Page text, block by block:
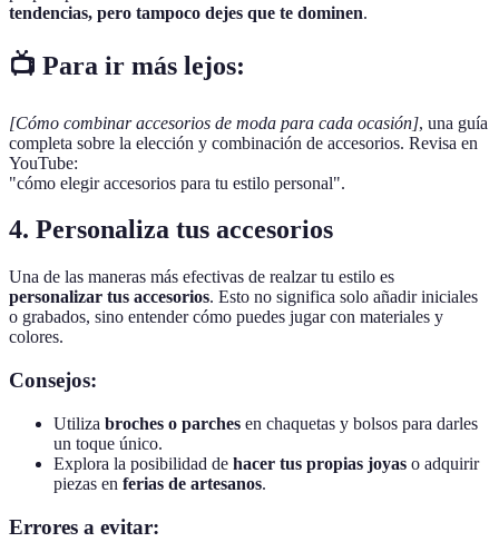
tendencias, pero tampoco dejes que te dominen.
📺 Para ir más lejos:
[Cómo combinar accesorios de moda para cada ocasión], una guía
completa sobre la elección y combinación de accesorios. Revisa en
YouTube:
"cómo elegir accesorios para tu estilo personal".
4. Personaliza tus accesorios
Una de las maneras más efectivas de realzar tu estilo es
personalizar tus accesorios. Esto no significa solo añadir iniciales
o grabados, sino entender cómo puedes jugar con materiales y
colores.
Consejos:
Utiliza broches o parches en chaquetas y bolsos para darles
un toque único.
Explora la posibilidad de hacer tus propias joyas o adquirir
piezas en ferias de artesanos.
Errores a evitar: